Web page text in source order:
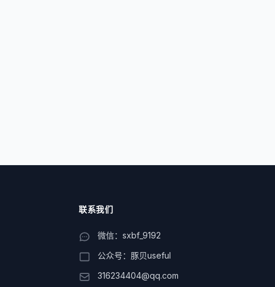
联系我们
微信：sxbf_9192
公众号：豚贝useful
316234404@qq.com